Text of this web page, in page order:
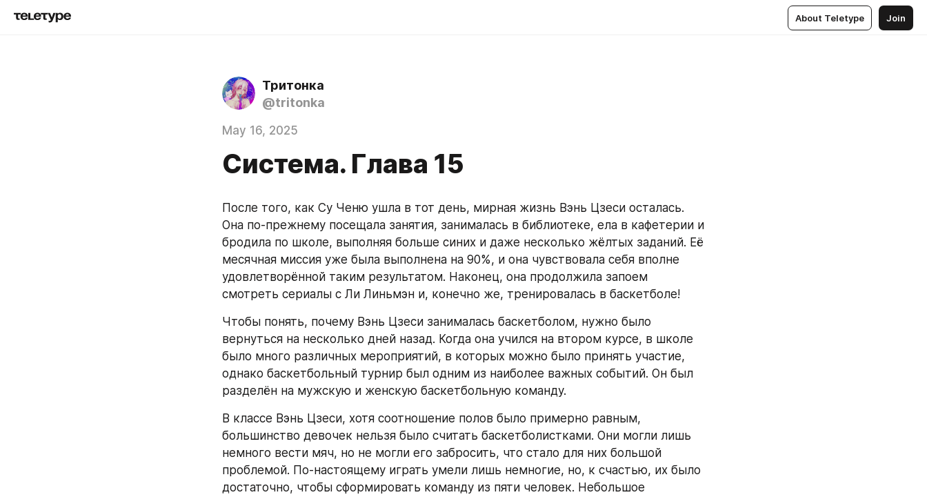
About Teletype Join
Тритонка
@tritonka
May 16, 2025
Система. Глава 15
После того, как Су Ченю ушла в тот день, мирная жизнь Вэнь Цзеси осталась.
Она по-прежнему посещала занятия, занималась в библиотеке, ела в кафетерии и
бродила по школе, выполняя больше синих и даже несколько жёлтых заданий. Её
месячная миссия уже была выполнена на 90%, и она чувствовала себя вполне
удовлетворённой таким результатом. Наконец, она продолжила запоем
смотреть сериалы с Ли Линьмэн и, конечно же, тренировалась в баскетболе!
Чтобы понять, почему Вэнь Цзеси занималась баскетболом, нужно было
вернуться на несколько дней назад. Когда она учился на втором курсе, в школе
было много различных мероприятий, в которых можно было принять участие,
однако баскетбольный турнир был одним из наиболее важных событий. Он был
разделён на мужскую и женскую баскетбольную команду.
В классе Вэнь Цзеси, хотя соотношение полов было примерно равным,
большинство девочек нельзя было считать баскетболистками. Они могли лишь
немного вести мяч, но не могли его забросить, что стало для них большой
проблемой. По-настоящему играть умели лишь немногие, но, к счастью, их было
достаточно, чтобы сформировать команду из пяти человек. Небольшое